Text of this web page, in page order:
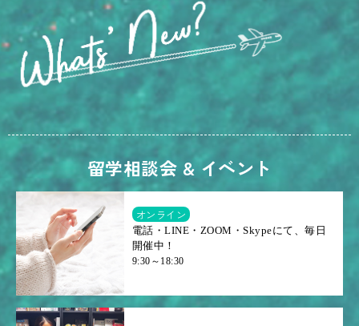
留学相談会 & イベント
オンライン
電話・LINE・ZOOM・Skypeにて、毎日
開催中！
9:30～18:30